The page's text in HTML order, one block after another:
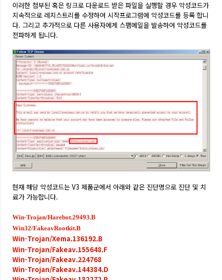
이러한 첨부된 혹은 링크로 다운로드 받은 파일을 실행할 경우 악성코드가
지속적으로 레지스트리를 수정하여 시작프로그램에 악성코드를 등록 합니
다. 그리고 추가적으로 다른 사용자에게 스팸메일을 발송하여 악성코드를
전파하게 됩니다.
현재 해당 악성코드는 V3 제품군에서 아래와 같은 진단명으로 진단 및 치
료가 가능합니다.
Win-Trojan/Harebot.29493.B
Win32/FakeavRootkit.B
Win-Trojan/Xema.136192.B
Win-Trojan/Fakeav.155648.F
Win-Trojan/Fakeav.224768
Win-Trojan/Fakeav.144384.D